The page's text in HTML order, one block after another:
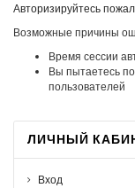
Авторизируйтесь
Возможные причины
Время сессии
Вы пытаетесь
пользователей
ЛИЧНЫЙ
Вход